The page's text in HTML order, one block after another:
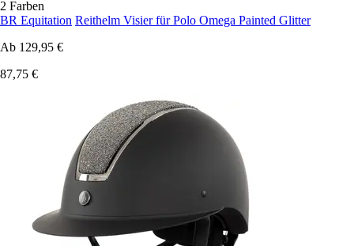
2 Farben
BR Equitation Reithelm Visier für Polo Omega Painted Glitter
Ab 129,95 €
87,75 €